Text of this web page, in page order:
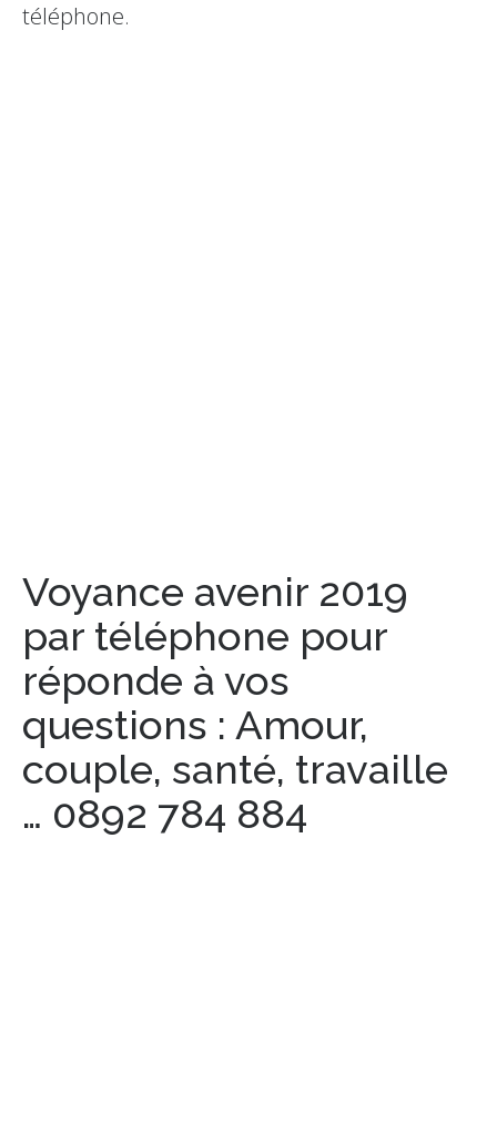
téléphone.
Voyance avenir 2019
par téléphone pour
réponde à vos
questions : Amour,
couple, santé, travaille
… 0892 784 884